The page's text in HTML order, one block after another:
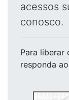
acessos
conosco.
Para liberar
responda